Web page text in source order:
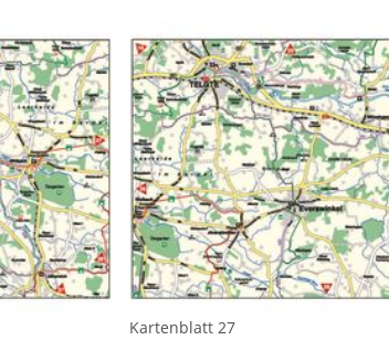
Kartenblatt 27